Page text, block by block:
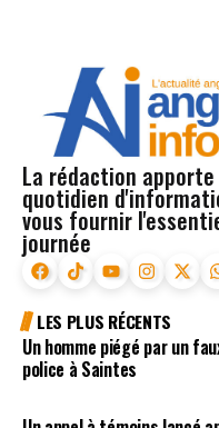
La rédaction
quotidien
vous fournir
journée
LES PLUS RÉCENTS
Un homme piégé par un
police à Saintes